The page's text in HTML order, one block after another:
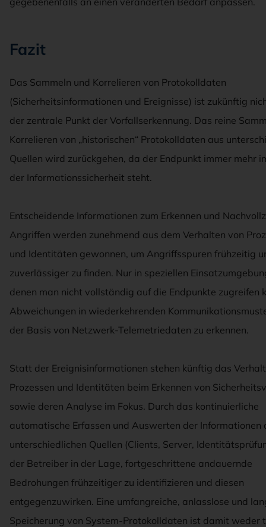
Fazit
Das Sammeln und Korrelieren von Protokolldaten
(Sicherheitsinformationen und Ereignisse) ist zukünftig
der zentrale Punkt der Vorfallserkennung. Das reine
Korrelieren von „historischen“ Protokolldaten aus
Quellen wird zurückgehen, da der Endpunkt immer mehr
der Informationssicherheit steht.
Entscheidende Informationen zum Erkennen und
Angriffen werden zunehmend aus dem Verhalten von
und Identitäten gewonnen, um Angriffsspuren frühzeitig
zuverlässiger zu finden. Nur in speziellen
denen man nicht vollständig auf die Endpunkte zugreifen
Abweichungen in wiederkehrenden
der Basis von Netzwerk-Telemetriedaten zu erkennen.
Statt der Ereignisinformationen stehen künftig das
Prozessen und Identitäten beim Erkennen von
sowie deren Analyse im Fokus. Durch das kontinuierliche
automatische Erfassen und Auswerten der Informationen
unterschiedlichen Quellen (Clients, Server,
der Betreiber in der Lage, fortgeschrittene andauernde
Bedrohungen frühzeitiger zu identifizieren und diesen
entgegenzuwirken. Eine umfangreiche, anlasslose und
Speicherung von System-Protokolldaten ist damit weder